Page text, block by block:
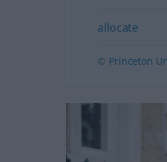
allocate
© Princeton